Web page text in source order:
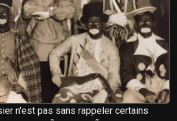
n'est pas sans rappeler certains